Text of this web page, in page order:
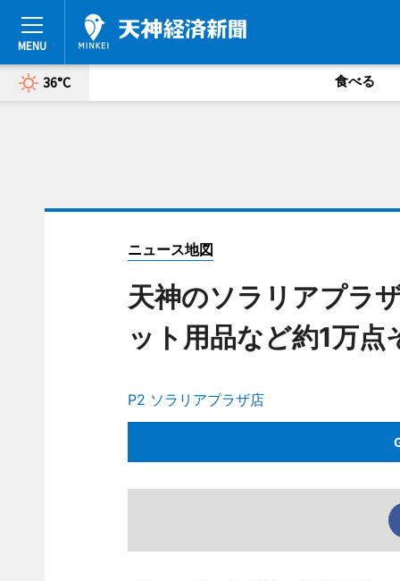
36°C 食べる
ニュース地図
天神のソラリアプラ
ット用品など約1万点
P2 ソラリアプラザ店